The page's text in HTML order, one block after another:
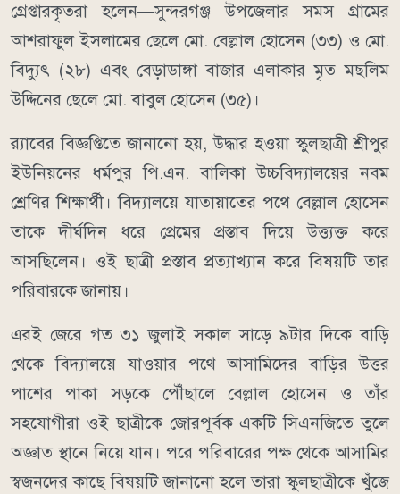
গ্রেপ্তারকৃতরা হলেন—সুন্দরগঞ্জ উপজেলার সমস গ্রামের
আশরাফুল ইসলামের ছেলে মো. বেল্লাল হোসেন (৩৩) ও মো.
বিদ্যুৎ (২৮) এবং বেড়াডাঙ্গা বাজার এলাকার মৃত মছলিম
উদ্দিনের ছেলে মো. বাবুল হোসেন (৩৫)।
র‍্যাবের বিজ্ঞপ্তিতে জানানো হয়, উদ্ধার হওয়া স্কুলছাত্রী শ্রীপুর
ইউনিয়নের ধর্মপুর পি.এন. বালিকা উচ্চবিদ্যালয়ের নবম
শ্রেণির শিক্ষার্থী। বিদ্যালয়ে যাতায়াতের পথে বেল্লাল হোসেন
তাকে দীর্ঘদিন ধরে প্রেমের প্রস্তাব দিয়ে উত্ত্যক্ত করে
আসছিলেন। ওই ছাত্রী প্রস্তাব প্রত্যাখ্যান করে বিষয়টি তার
পরিবারকে জানায়।
এরই জেরে গত ৩১ জুলাই সকাল সাড়ে ৯টার দিকে বাড়ি
থেকে বিদ্যালয়ে যাওয়ার পথে আসামিদের বাড়ির উত্তর
পাশের পাকা সড়কে পৌঁছালে বেল্লাল হোসেন ও তাঁর
সহযোগীরা ওই ছাত্রীকে জোরপূর্বক একটি সিএনজিতে তুলে
অজ্ঞাত স্থানে নিয়ে যান। পরে পরিবারের পক্ষ থেকে আসামির
স্বজনদের কাছে বিষয়টি জানানো হলে তারা স্কুলছাত্রীকে খুঁজে